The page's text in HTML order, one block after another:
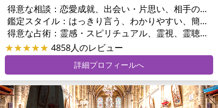
得意な相談：
恋愛成就、出会い・片思い、相手の気持ち、相性、結婚、男心・女心、二人の今後、複雑な恋愛、三角関係、不倫、復縁、離婚、同性愛・LGBT、人間関係、職場の人間関係、対人関係、仕事運、適職、転職、進路、就職、人生全般、使命、経営相談、人事、開業、夢、目標、ビジネスチャンス、パワーハラスメント、セクシャルハラスメント、家族関係、夫婦関係、家庭問題、夫婦問題、親族問題、育児・子育て、シングルマザー、ドメスティックバイオレンス、相続関係、美容、精神問題、心の問題、うつ、トラウマ、ストレス、いじめ、人生相談、霊的問題、守護霊様、前世、夢診断、ペットの気持ち、ペットへのヒーリング、パワーストーン選択、引越し・転居、方位、開運指導、健康運、金運、ご近所問題、縁切り
鑑定スタイル：
はっきり言う、わかりやすい、簡潔、的確、納得感、情報量が多い、友達のように相談できる、聞き上手、じっくり聞いてくれる、深く濃厚、実力派
得意な占術：
霊感・スピリチュアル、霊視、霊聴、透視、過去視、前世・来世、波動修正、オーラ、エネルギー調整、チャクラ、ペットの気持ち、タロット、オラクルカード、算命学、風水、姓名判断、九星気学、四柱推命、数秘術、夢診断、人相(顔相)、ダウジング、ルーン、パワーストーン、水晶、ヒーリング、レイキ、カウンセリング、オリジナル占術
★★★★★ 4858人のレビュー
詳細プロフィールへ